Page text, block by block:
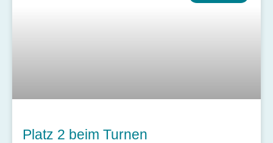
Platz 2 beim Turnen